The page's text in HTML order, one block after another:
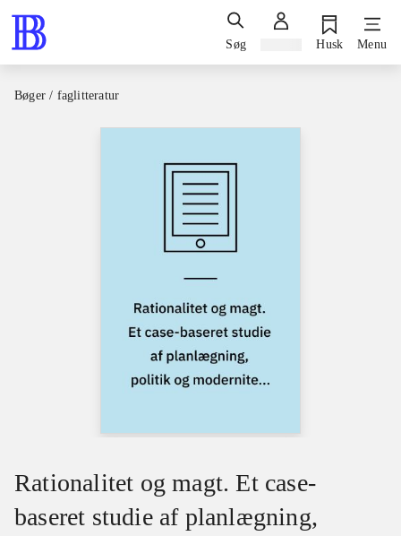
Søg Husk Menu
Bøger / faglitteratur
Rationalitet og magt. Et case-
baseret studie af planlægning,